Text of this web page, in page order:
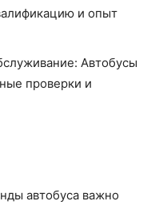
и опыт
Автобусы
проверки и
автобуса важно